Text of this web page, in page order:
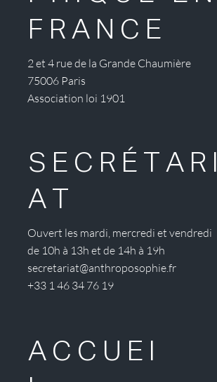
FRANCE
2 et 4 rue de la Grande Chaumière
75006 Paris
Association loi 1901
SECRÉTARI
AT
Ouvert les mardi, mercredi et vendredi
de 10h à 13h et de 14h à 19h
secretariat@anthroposophie.fr
+33 1 46 34 76 19
ACCUEI